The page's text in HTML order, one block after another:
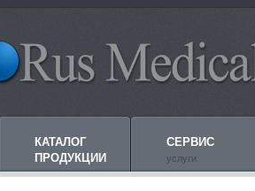
КАТАЛОГ
ПРОДУКЦИИ
СЕРВИС
услуги